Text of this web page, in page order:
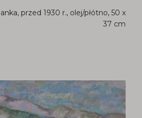
przed 1930 r., olej/płótno, 50 x
37 cm